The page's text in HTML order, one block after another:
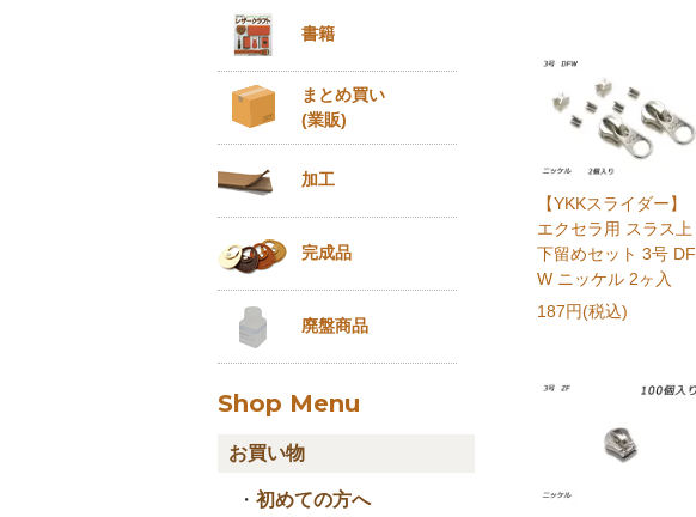
【YKKスライダー】
エクセラ用 スラス上
下留めセット 3号 DF
W ニッケル 2ヶ入
187円(税込)
書籍
まとめ買い
(業販)
加工
完成品
廃盤商品
Shop Menu
お買い物
・ 初めての方へ